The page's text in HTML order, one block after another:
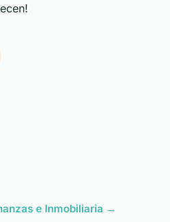
e Inmobiliaria →